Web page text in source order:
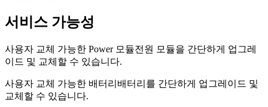
서비스 가능성
사용자 교체 가능한 Power 모듈전원 모듈을 간단하게 업그레
이드 및 교체할 수 있습니다.
사용자 교체 가능한 배터리 배터리를 간단하게 업그레이드 및
교체할 수 있습니다.